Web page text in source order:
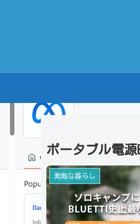
ポータブル電源
素敵な暮らし